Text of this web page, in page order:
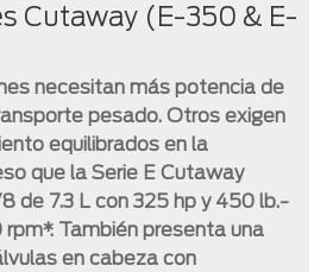
Cutaway (E-350 & E-
necesitan más potencia de
pesado. Otros exigen
equilibrados en la
que la Serie E Cutaway
de 7.3 L con 325 hp y 450 lb.-
rpm*. También presenta una
en cabeza con